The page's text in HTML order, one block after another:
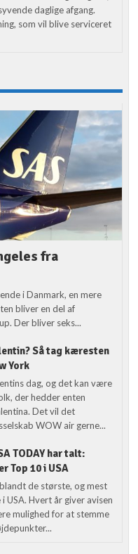
daglige afgang.
som vil blive serviceret
fra
i Danmark, en mere
bliver en del af
Der bliver seks...
Så tag kæresten
York
dag, og det kan være
der hedder enten
Det vil det
WOW air gerne...
TODAY har talt:
Top 10 i USA
de største, og mest
USA. Hvert år giver avisen
mulighed for at stemme